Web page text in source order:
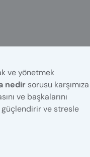
ve yönetmek
nedir sorusu karşımıza
ve başkalarını
güçlendirir ve stresle